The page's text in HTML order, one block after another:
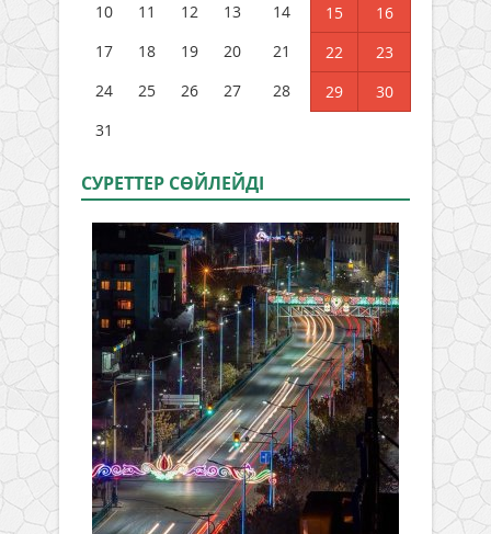
10
11 12 13 14 15
16
17
18 19 20 21 22
23
24
25 26 27 28 29
30
31
СУРЕТТЕР СӨЙЛЕЙДI